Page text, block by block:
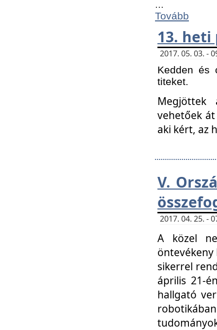
Tovább
13.
2017. 05. 03. -
Kedden és
titeket.
Megjöttek
vehetőek
aki kért, az
V.
2017. 04. 25. -
A közel
öntevékeny
sikerrel
április 21-
hallgató